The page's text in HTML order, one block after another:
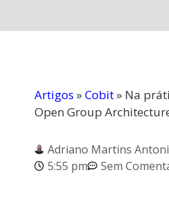
Artigos »Cobit» Na
Open Group
Adriano Martins
5:55 pm
Sem